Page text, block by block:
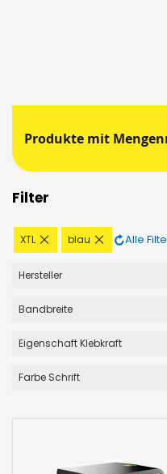
Produkte mit
Filter
XTL
Diesen
Artikel
blau
Diesen
Artikel
Alle
Hersteller
Bandbreite
Eigenschaft Klebkraft
Farbe Schrift